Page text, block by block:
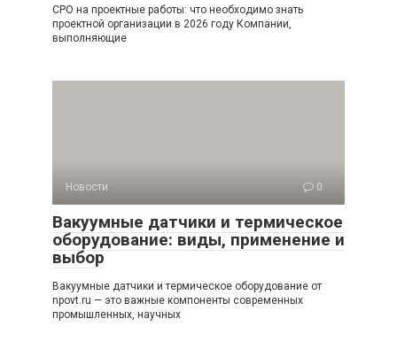
СРО на проектные работы: что необходимо знать
проектной организации в 2026 году Компании,
выполняющие
Новости 0
Вакуумные датчики и термическое
оборудование: виды, применение и
выбор
Вакуумные датчики и термическое оборудование от
npovt.ru — это важные компоненты современных
промышленных, научных